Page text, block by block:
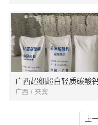
广西超细超白轻质碳酸
广西 / 来宾
上